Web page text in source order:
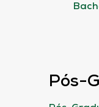
Pós-